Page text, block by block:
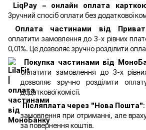
LiqPay – онлайн оплата
Зручний спосіб оплати без додаткової
Оплата частинами від
оплатити замовлення до 3-х рівних
0,01%. Це дозволяє зручно розділити
Покупка частинами від
оплатити замовлення до 3-х
дозволяє зручно розділити
додаткової комісії.
Післяплата через "Нова Пошта"
замовлення при отриманні, але
за повернення коштів.